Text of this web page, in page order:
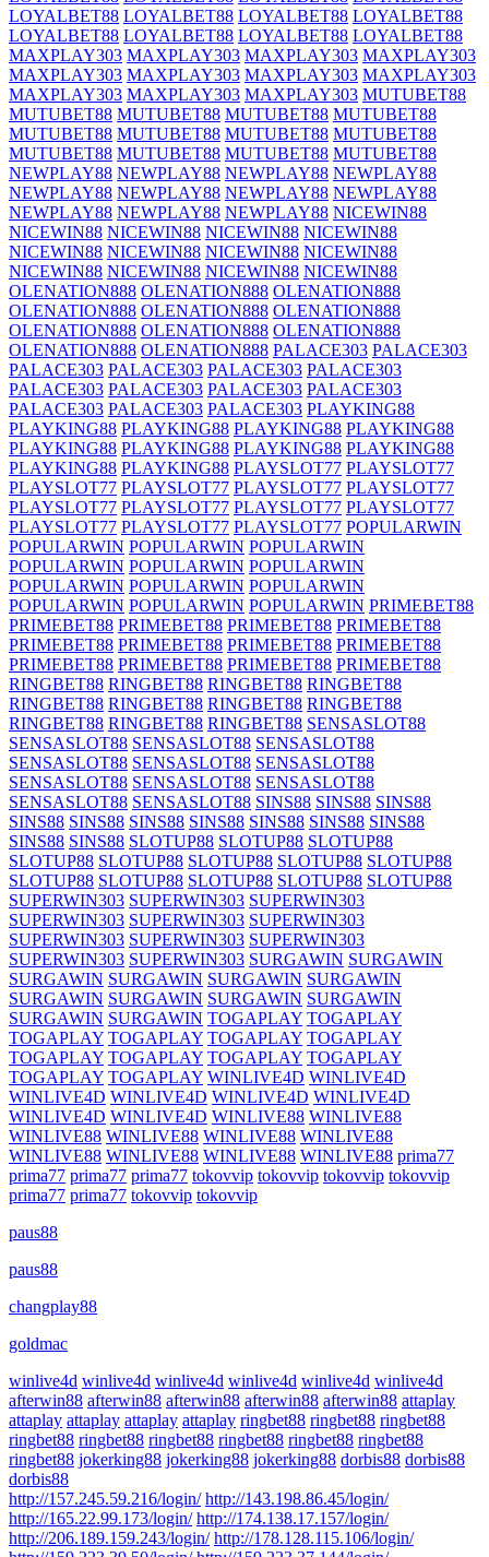
LOYALBET88 LOYALBET88 LOYALBET88 LOYALBET88
LOYALBET88 LOYALBET88 LOYALBET88 LOYALBET88
MAXPLAY303 MAXPLAY303 MAXPLAY303 MAXPLAY303
MAXPLAY303 MAXPLAY303 MAXPLAY303 MAXPLAY303
MAXPLAY303 MAXPLAY303 MAXPLAY303 MUTUBET88
MUTUBET88 MUTUBET88 MUTUBET88 MUTUBET88
MUTUBET88 MUTUBET88 MUTUBET88 MUTUBET88
MUTUBET88 MUTUBET88 MUTUBET88 MUTUBET88
NEWPLAY88 NEWPLAY88 NEWPLAY88 NEWPLAY88
NEWPLAY88 NEWPLAY88 NEWPLAY88 NEWPLAY88
NEWPLAY88 NEWPLAY88 NEWPLAY88 NICEWIN88
NICEWIN88 NICEWIN88 NICEWIN88 NICEWIN88
NICEWIN88 NICEWIN88 NICEWIN88 NICEWIN88
NICEWIN88 NICEWIN88 NICEWIN88 NICEWIN88
OLENATION888 OLENATION888 OLENATION888
OLENATION888 OLENATION888 OLENATION888
OLENATION888 OLENATION888 OLENATION888
OLENATION888 OLENATION888 PALACE303 PALACE303
PALACE303 PALACE303 PALACE303 PALACE303
PALACE303 PALACE303 PALACE303 PALACE303
PALACE303 PALACE303 PALACE303 PLAYKING88
PLAYKING88 PLAYKING88 PLAYKING88 PLAYKING88
PLAYKING88 PLAYKING88 PLAYKING88 PLAYKING88
PLAYKING88 PLAYKING88 PLAYSLOT77 PLAYSLOT77
PLAYSLOT77 PLAYSLOT77 PLAYSLOT77 PLAYSLOT77
PLAYSLOT77 PLAYSLOT77 PLAYSLOT77 PLAYSLOT77
PLAYSLOT77 PLAYSLOT77 PLAYSLOT77 POPULARWIN
POPULARWIN POPULARWIN POPULARWIN
POPULARWIN POPULARWIN POPULARWIN
POPULARWIN POPULARWIN POPULARWIN
POPULARWIN POPULARWIN POPULARWIN PRIMEBET88
PRIMEBET88 PRIMEBET88 PRIMEBET88 PRIMEBET88
PRIMEBET88 PRIMEBET88 PRIMEBET88 PRIMEBET88
PRIMEBET88 PRIMEBET88 PRIMEBET88 PRIMEBET88
RINGBET88 RINGBET88 RINGBET88 RINGBET88
RINGBET88 RINGBET88 RINGBET88 RINGBET88
RINGBET88 RINGBET88 RINGBET88 SENSASLOT88
SENSASLOT88 SENSASLOT88 SENSASLOT88
SENSASLOT88 SENSASLOT88 SENSASLOT88
SENSASLOT88 SENSASLOT88 SENSASLOT88
SENSASLOT88 SENSASLOT88 SINS88 SINS88 SINS88
SINS88 SINS88 SINS88 SINS88 SINS88 SINS88 SINS88
SINS88 SINS88 SLOTUP88 SLOTUP88 SLOTUP88
SLOTUP88 SLOTUP88 SLOTUP88 SLOTUP88 SLOTUP88
SLOTUP88 SLOTUP88 SLOTUP88 SLOTUP88 SLOTUP88
SUPERWIN303 SUPERWIN303 SUPERWIN303
SUPERWIN303 SUPERWIN303 SUPERWIN303
SUPERWIN303 SUPERWIN303 SUPERWIN303
SUPERWIN303 SUPERWIN303 SURGAWIN SURGAWIN
SURGAWIN SURGAWIN SURGAWIN SURGAWIN
SURGAWIN SURGAWIN SURGAWIN SURGAWIN
SURGAWIN SURGAWIN TOGAPLAY TOGAPLAY
TOGAPLAY TOGAPLAY TOGAPLAY TOGAPLAY
TOGAPLAY TOGAPLAY TOGAPLAY TOGAPLAY
TOGAPLAY TOGAPLAY WINLIVE4D WINLIVE4D
WINLIVE4D WINLIVE4D WINLIVE4D WINLIVE4D
WINLIVE4D WINLIVE4D WINLIVE88 WINLIVE88
WINLIVE88 WINLIVE88 WINLIVE88 WINLIVE88
WINLIVE88 WINLIVE88 WINLIVE88 WINLIVE88 prima77
prima77 prima77 prima77 tokovvip tokovvip tokovvip tokovvip
prima77 prima77 tokovvip tokovvip
paus88
paus88
changplay88
goldmac
winlive4d winlive4d winlive4d winlive4d winlive4d winlive4d
afterwin88 afterwin88 afterwin88 afterwin88 afterwin88 attaplay
attaplay attaplay attaplay attaplay ringbet88 ringbet88 ringbet88
ringbet88 ringbet88 ringbet88 ringbet88 ringbet88 ringbet88
ringbet88 jokerking88 jokerking88 jokerking88 dorbis88 dorbis88
dorbis88
http://157.245.59.216/login/ http://143.198.86.45/login/
http://165.22.99.173/login/ http://174.138.17.157/login/
http://206.189.159.243/login/ http://178.128.115.106/login/